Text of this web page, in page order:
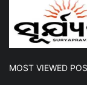
MOST VIEWED